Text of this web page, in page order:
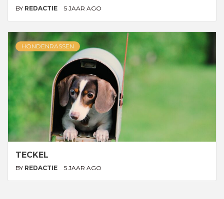
BY REDACTIE 5 JAAR AGO
HONDENRASSEN
TECKEL
BY REDACTIE 5 JAAR AGO